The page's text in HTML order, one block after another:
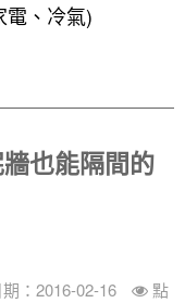
電、冷氣)
也能隔間的
：2016-02-16
點